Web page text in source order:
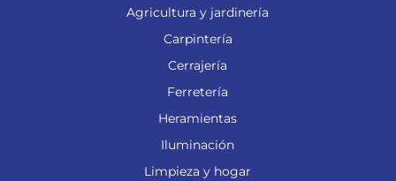
Agricultura y jardinería
Carpintería
Cerrajería
Ferretería
Heramientas
Iluminación
Limpieza y hogar